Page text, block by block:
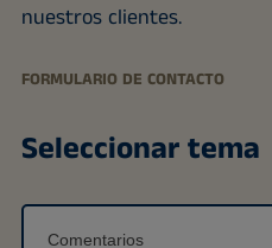
nuestros clientes.
FORMULARIO DE CONTACTO
Seleccionar tema